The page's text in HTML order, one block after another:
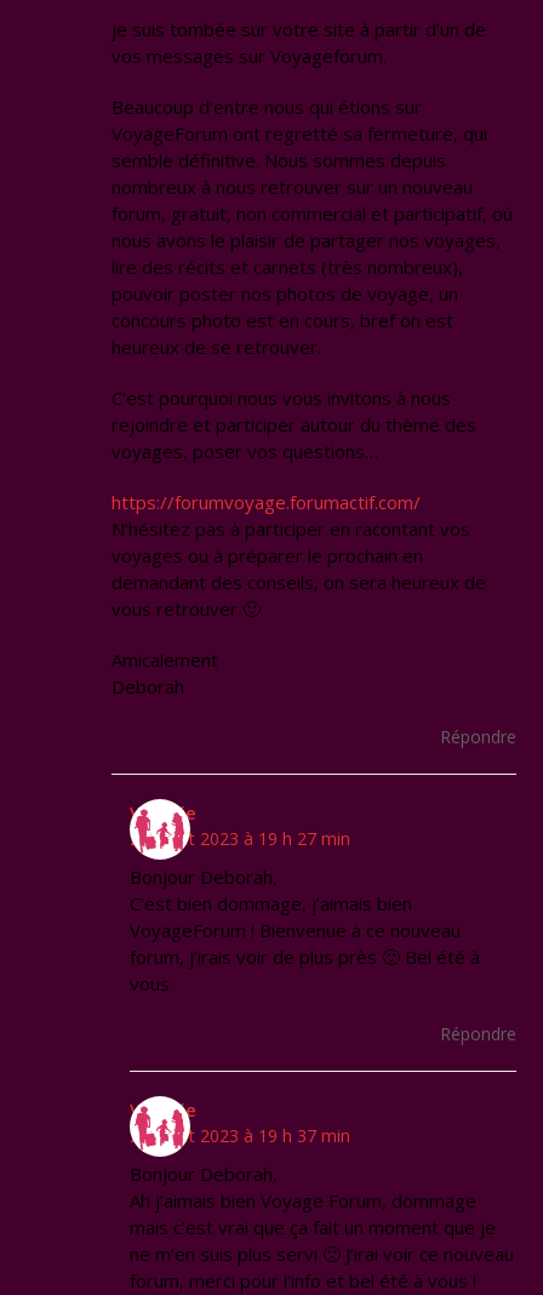
je suis tombée sur votre site à partir d’un de
vos messages sur Voyageforum.
Beaucoup d’entre nous qui étions sur
VoyageForum ont regretté sa fermeture, qui
semble définitive. Nous sommes depuis
nombreux à nous retrouver sur un nouveau
forum, gratuit, non commercial et participatif, où
nous avons le plaisir de partager nos voyages,
lire des récits et carnets (très nombreux),
pouvoir poster nos photos de voyage, un
concours photo est en cours, bref on est
heureux de se retrouver.
C’est pourquoi nous vous invitons à nous
rejoindre et participer autour du thème des
voyages, poser vos questions…
https://forumvoyage.forumactif.com/
N’hésitez pas à participer en racontant vos
voyages ou à préparer le prochain en
demandant des conseils, on sera heureux de
vous retrouver 🙂
Amicalement
Deborah
Répondre
Virginie
20 juillet 2023 à 19 h 27 min
Bonjour Deborah,
C’est bien dommage, j’aimais bien
VoyageForum ! Bienvenue à ce nouveau
forum, j’irais voir de plus près 🙂 Bel été à
vous
Répondre
Virginie
20 juillet 2023 à 19 h 37 min
Bonjour Deborah,
Ah j’aimais bien Voyage Forum, dommage
mais c’est vrai que ça fait un moment que je
ne m’en suis plus servi 🙁 J’irai voir ce nouveau
forum, merci pour l’info et bel été à vous !